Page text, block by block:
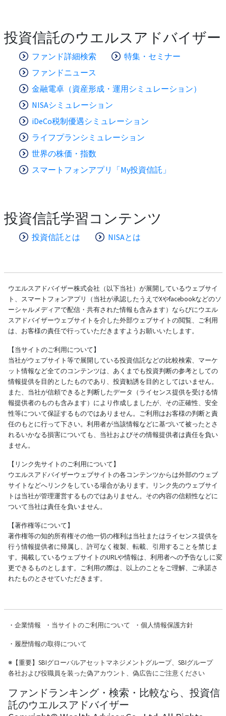
投資信託のウエルスアドバイザー
ファンド詳細検索
特集・セミナー
ファンドニュース
金融電卓（資産形成・運用シミュレーション）
NISAシミュレーション
iDeCo税制優遇シミュレーション
ライフプランシミュレーション
世界の株価・指数
スマートフォンアプリ「My投資信託」
投資信託学習コンテンツ
投資信託とは NISAとは
ウエルスアドバイザー株式会社（以下当社）が展開しているウェブサイ
ト、スマートフォンアプリ（当社が承認したうえでXやfacebookなどのソ
ーシャルメディアで配信・共有された情報も含みます）ならびにウエル
スアドバイザーウェブサイトを介した外部ウェブサイトの閲覧、ご利用
は、お客様の責任で行っていただきますようお願いいたします。
【当サイトのご利用について】
当社がウェブサイト等で展開している投資信託などの比較検索、マーケ
ット情報など全てのコンテンツは、あくまでも投資判断の参考としての
情報提供を目的としたものであり、投資勧誘を目的としてはいません。
また、当社が信頼できると判断したデータ（ライセンス提供を受ける情
報提供者のものも含みます）により作成しましたが、その正確性、安全
性等について保証するものではありません。ご利用はお客様の判断と責
任のもとに行って下さい。利用者が当該情報などに基づいて被ったとさ
れるいかなる損害についても、当社およびその情報提供者は責任を負い
ません。
【リンク先サイトのご利用について】
ウエルスアドバイザーウェブサイトの各コンテンツからは外部のウェブ
サイトなどへリンクをしている場合があります。リンク先のウェブサイ
トは当社が管理運営するものではありません。その内容の信頼性などに
ついて当社は責任を負いません。
【著作権等について】
著作権等の知的所有権その他一切の権利は当社またはライセンス提供を
行う情報提供者に帰属し、許可なく複製、転載、引用することを禁じま
す。掲載しているウェブサイトのURLや情報は、利用者への予告なしに変
更できるものとします。ご利用の際は、以上のことをご理解、ご承諾さ
れたものとさせていただきます。
・ 企業情報 ・ 当サイトのご利用について ・ 個人情報保護方針
・ 履歴情報の取得について
※【重要】SBIグローバルアセットマネジメントグループ、SBIグループ
各社および役職員を装った偽アカウント、偽広告にご注意ください
ファンドランキング・検索・比較なら、投資信
託のウエルスアドバイザー